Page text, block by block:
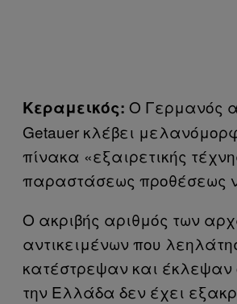
Κεραμεικός: Ο Γερμανός
Getauer κλέβει
πίνακα «εξαιρετικής
παραστάσεως προθέσεως
Ο ακριβής αριθμός των
αντικειμένων που
κατέστρεψαν και έκλεψαν
την Ελλάδα δεν έχει